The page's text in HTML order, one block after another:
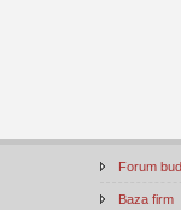
Forum
Baza firm